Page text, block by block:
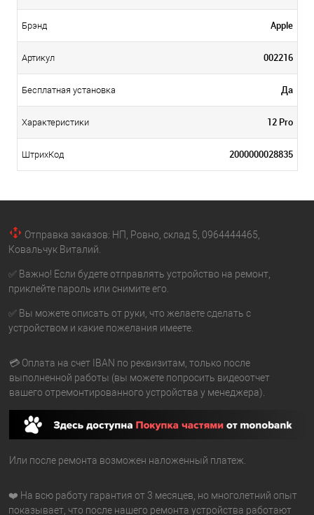
Брэнд Apple
Артикул 002216
Бесплатная установка Да
Характеристики 12 Pro
ШтрихКод 2000000028835
Отправка заказов: НП, Ровно, склад 5, 0964444465,
Ковальчук Виталий.
✅ Важно! Если будете отправлять устройство на ремонт,
приклейте пароль или снимите его.
✅ Вы можете описать от руки, что желаете сделать с
устройством и какие пожелания имеете.
💳 Оплата на счет IBAN по реквизитам, только после
выполненной работы (вы можете попросить видеоотчет
вашего отремонтированного устройства у менеджера).
Или после ремонта возможен наложенный платеж.
❤️ На всю работу гарантия от 3 месяцев, но многолетний опыт
показывает, что после нашего ремонта устройства работают